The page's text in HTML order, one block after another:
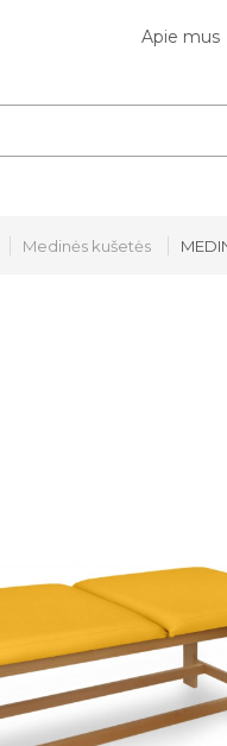
Apie mus
Medinės kušetės